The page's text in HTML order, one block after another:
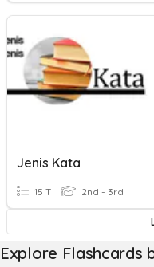
Jenis Kata
15 T 2nd - 3rd
Explore Flashcards